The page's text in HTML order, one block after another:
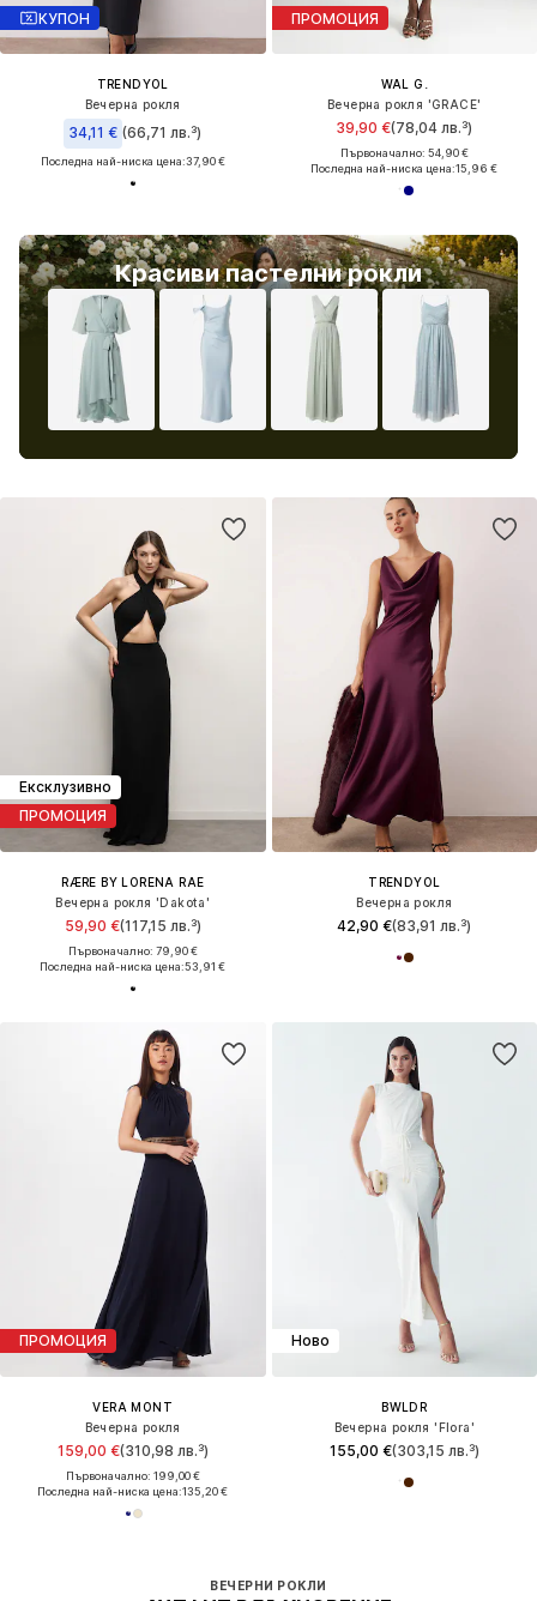
КУПОН
TRENDYOL
Вечерна рокля
34,11 € (66,71 лв.³)
Последна най-ниска цена:37,90 €
Красиви пастелни рокли
ПРОМОЦИЯ
WAL G.
Вечерна рокля 'GRACE'
39,90 €(78,04 лв.³)
Първоначално: 54,90 €
Последна най-ниска цена:15,96 €
Ексклузивно
ПРОМОЦИЯ
RÆRE BY LORENA RAE
Вечерна рокля 'Dakota'
59,90 €(117,15 лв.³)
Първоначално: 79,90 €
Последна най-ниска цена:53,91 €
TRENDYOL
Вечерна рокля
42,90 €(83,91 лв.³)
ПРОМОЦИЯ
VERA MONT
Вечерна рокля
159,00 €(310,98 лв.³)
Първоначално: 199,00 €
Последна най-ниска цена:135,20 €
Ново
BWLDR
Вечерна рокля 'Flora'
155,00 €(303,15 лв.³)
ВЕЧЕРНИ РОКЛИ